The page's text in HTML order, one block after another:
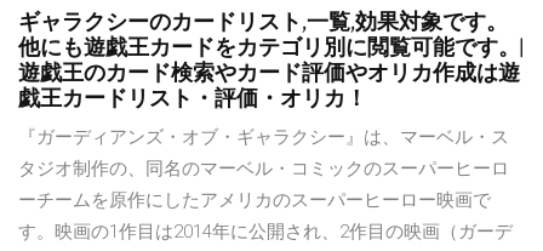
ギャラクシーのカードリスト,一覧,効果対象です。
他にも遊戯王カードをカテゴリ別に閲覧可能です。|
遊戯王のカード検索やカード評価やオリカ作成は遊
戯王カードリスト・評価・オリカ！
『ガーディアンズ・オブ・ギャラクシー』は、マーベル・ス
タジオ制作の、同名のマーベル・コミックのスーパーヒーロ
ーチームを原作にしたアメリカのスーパーヒーロー映画で
す。映画の1作目は2014年に公開され、2作目の映画（ガーデ